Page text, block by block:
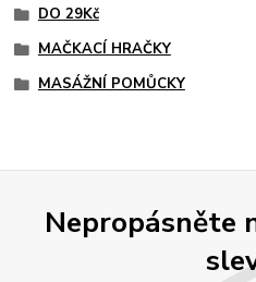
DO 29Kč
MAČKACÍ HRAČKY
MASÁŽNÍ POMŮCKY
Nepropásněte